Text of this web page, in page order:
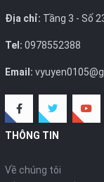
Địa chỉ: Tầng 3 - Số
Tel: 0978552388
Email:
THÔNG TIN
Về chúng tôi